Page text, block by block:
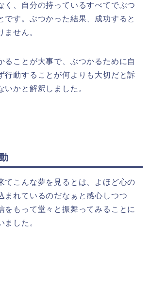
く、自分の持っているすべてでぶつ
です。ぶつかった結果、成功すると
ません。
ることが大事で、ぶつかるために自
行動することが何よりも大切だと訴
いかと解釈しました。
てこんな夢を見るとは、よほど心の
まれているのだなぁと感心しつつ
をもって堂々と振舞ってみることに
ました。